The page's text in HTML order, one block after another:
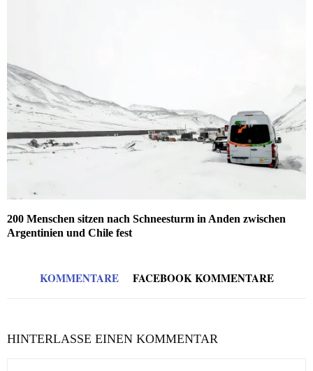
200 Menschen sitzen nach Schneesturm in Anden zwischen
Argentinien und Chile fest
KOMMENTARE FACEBOOK KOMMENTARE
HINTERLASSE EINEN KOMMENTAR